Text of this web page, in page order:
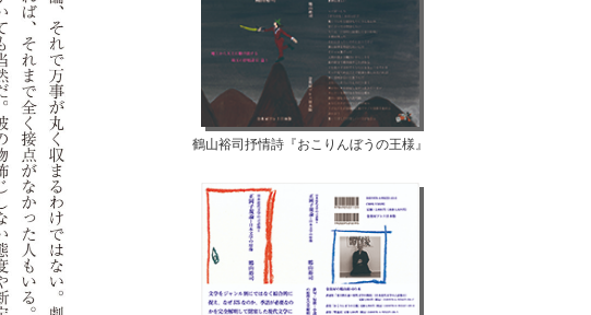
鶴山裕司抒情詩『おこりんぼうの王様』